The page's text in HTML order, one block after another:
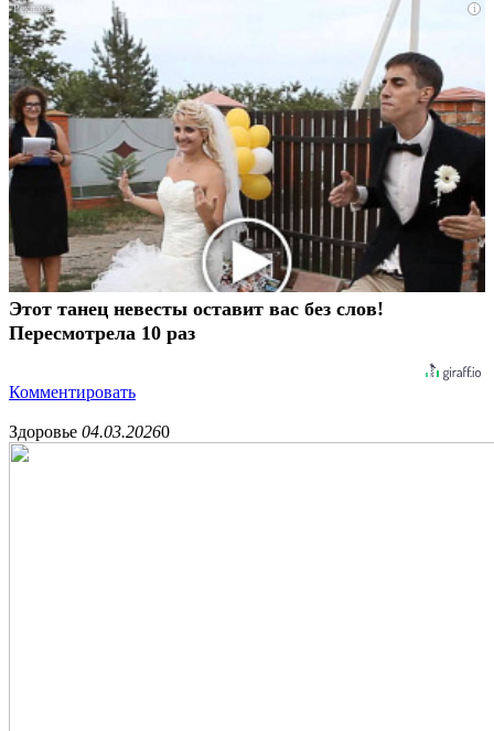
i
Этот танец невесты оставит вас без слов!
Пересмотрела 10 раз
Комментировать
Здоровье 04.03.20260